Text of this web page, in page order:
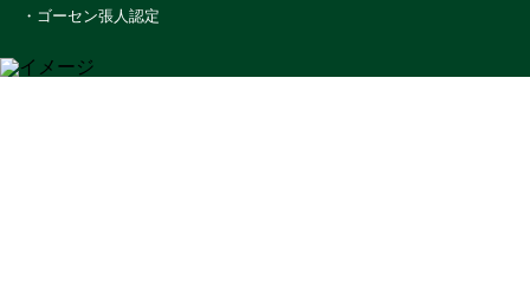
・ゴーセン張人認定